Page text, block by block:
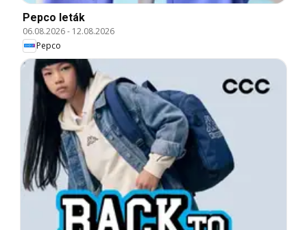
Pepco leták
06.08.2026- 12.08.2026
Pepco